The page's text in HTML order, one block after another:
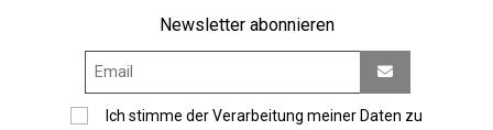
Newsletter abonnieren
Ich stimme der Verarbeitung meiner Daten zu